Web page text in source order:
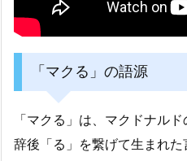
「マクる」の語源
「マクる」は、マクドナル
辞後「る」を繋げて生まれた